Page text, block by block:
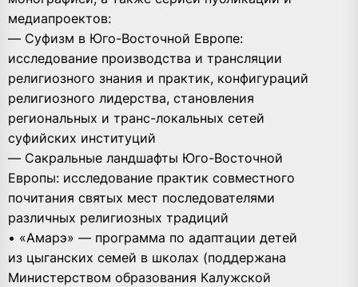
медиапроектов:
— Суфизм в Юго-Восточной Европе:
исследование производства и трансляции
религиозного знания и практик, конфигураций
религиозного лидерства, становления
региональных и транс-локальных сетей
суфийских институций
— Сакральные ландшафты Юго-Восточной
Европы: исследование практик совместного
почитания святых мест последователями
различных религиозных традиций
• «Амарэ» — программа по адаптации детей
из цыганских семей в школах (поддержана
Министерством образования Калужской